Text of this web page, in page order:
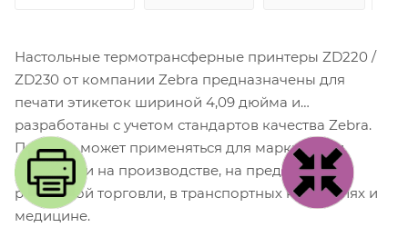
Настольные термотрансферные принтеры ZD220 /
ZD230 от компании Zebra предназначены для
печати этикеток шириной 4,09 дюйма и
разработаны с учетом стандартов качества Zebra.
Принтер может применяться для маркировки
продукции на производстве, на предприятиях
розничной торговли, в транспортных компаниях и
медицине.